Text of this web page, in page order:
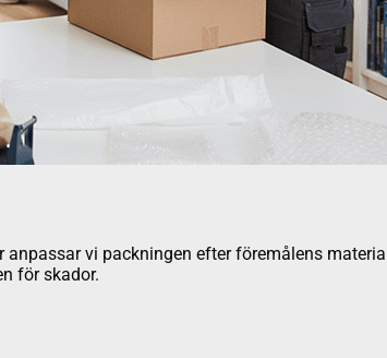
vi packningen efter föremålens
för skador.